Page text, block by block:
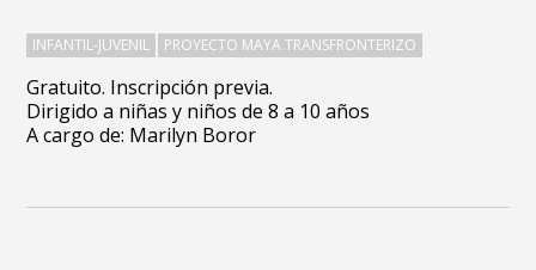
Gratuito. Inscripción previa.
Dirigido a niñas y niños de 8 a 10 años
A cargo de: Marilyn Boror
INFANTIL-JUVENIL PROYECTO MAYA TRANSFRONTERIZO